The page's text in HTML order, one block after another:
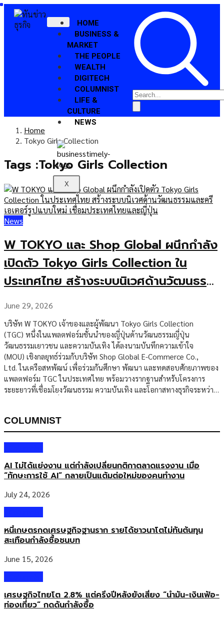
HOME
BUSINESS &
MARKET
THE PEOPLE
WEALTH
DIGITECH
COLUMNIST
LIFE &
CULTURE
NEWS
X
Home
Tokyo Girls Collection
Tags :Tokyo Girls Collection
News
W TOKYO และ Shop Global ผนึกกำลัง
เปิดตัว Tokyo Girls Collection ใน
ประเทศไทย สร้างระบบนิเวศด้านวัฒนธร
รมและครีเอเตอร์รูปแบบใหม่ เชื่อม
ประเทศไทยและญี่ปุ่น
June 29, 2026
บริษัท W TOKYO เจ้าของและผู้พัฒนา Tokyo Girls Collection
(TGC) หนึ่งในแพลตฟอร์มชั้นนำของญี่ปุ่นด้านวัฒนธรรมญี่ปุ่น
วัฒนธรรมเยาวชน และความบันเทิง ได้ลงนามบันทึกความเข้าใจ
(MOU) เชิงกลยุทธ์ร่วมกับบริษัท Shop Global E-Commerce Co.,
Ltd. ในเครือสหพัฒน์ เพื่อร่วมกันศึกษา พัฒนา และทดสอบศักยภาพของ
แพลตฟอร์ม TGC ในประเทศไทย พร้อมวางรากฐานสำหรับโครงการ
ระยะยาวที่เชื่อมโยงวัฒนธรรม ความบันเทิง และโอกาสทางธุรกิจระหว่าง
ของ TGC สู่ตลาดไทย และเป็นก้าวแรกในการสร้างแพลตฟอร์มที่รวบรวม
แบรนด์ ครีเอเตอร์ คอนเทนต์ และผู้บริโภครุ่นใหม่จากทั้งสองประเทศ
ผ่านวัฒนธรรมญี่ปุ่น วัฒนธรรมเยาวชน ความบันเทิง และการพาณิชย์
ภายใต้ความร่วมมือนี้ W TOKYO จะนำความเชี่ยวชาญด้านวัฒนธรรม
ญี่ปุ่น วัฒนธรรมเยาวชน คอนเทนต์ด้านความบันเทิง เครือข่ายครีเอเตอร์
การพัฒนาแบรนด์ และทรัพย์สินทางปัญญา (IP) มาสนับสนุนโครงการ
COLUMNIST
AI ไม่ได้แย่งงาน แต่กำลังเปลี่ยนกติกาตลาดแรงงาน เมื่อ
“ทักษะการใช้ AI” กลายเป็นแต้มต่อใหม่ของคนทำงาน
July 24, 2026
หนี้เกษตรกดเศรษฐกิจฐานราก รายได้ชาวนาโตไม่ทันต้นทุน
สะเทือนกำลังซื้อชนบท
June 15, 2026
เศรษฐกิจไทยโต 2.8% แต่ครึ่งปีหลังยังเสี่ยง “น้ำมัน-เงินเฟ้อ-
ท่องเที่ยว” กดดันกำลังซื้อ